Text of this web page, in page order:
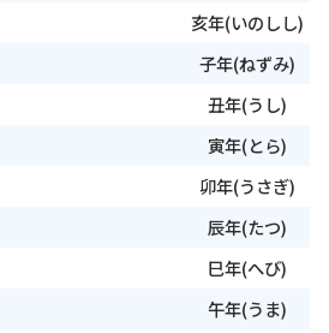
亥年(いのしし)
子年(ねずみ)
丑年(うし)
寅年(とら)
卯年(うさぎ)
辰年(たつ)
巳年(へび)
午年(うま)